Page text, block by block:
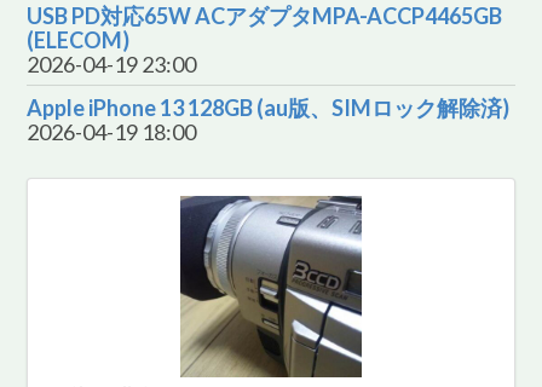
USB PD対応65W ACアダプタMPA-ACCP4465GB
(ELECOM)
2026-04-19 23:00
Apple iPhone 13 128GB (au版、SIMロック解除済)
2026-04-19 18:00